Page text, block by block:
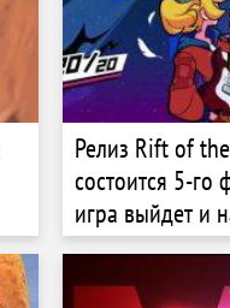
Релиз Rift of
состоится 5-го
игра выйдет и